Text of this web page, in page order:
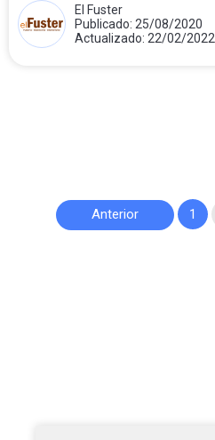
El Fuster
Publicado: 25/08/2020
Actualizado: 22/02/2022
PaginaciónAnterior 1